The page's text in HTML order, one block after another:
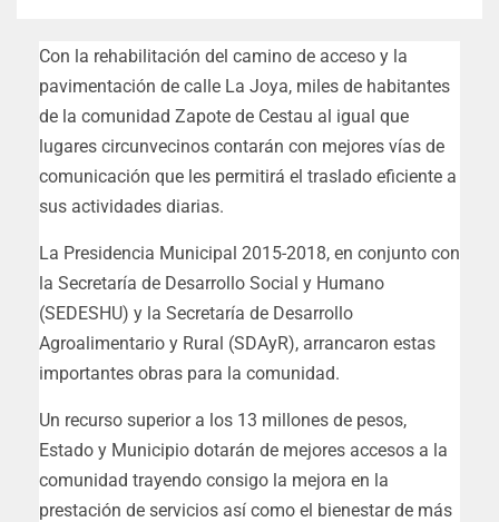
Con la rehabilitación del camino de acceso y la
pavimentación de calle La Joya, miles de habitantes
de la comunidad Zapote de Cestau al igual que
lugares circunvecinos contarán con mejores vías de
comunicación que les permitirá el traslado eficiente a
sus actividades diarias.
La Presidencia Municipal 2015-2018, en conjunto con
la Secretaría de Desarrollo Social y Humano
(SEDESHU) y la Secretaría de Desarrollo
Agroalimentario y Rural (SDAyR), arrancaron estas
importantes obras para la comunidad.
Un recurso superior a los 13 millones de pesos,
Estado y Municipio dotarán de mejores accesos a la
comunidad trayendo consigo la mejora en la
prestación de servicios así como el bienestar de más